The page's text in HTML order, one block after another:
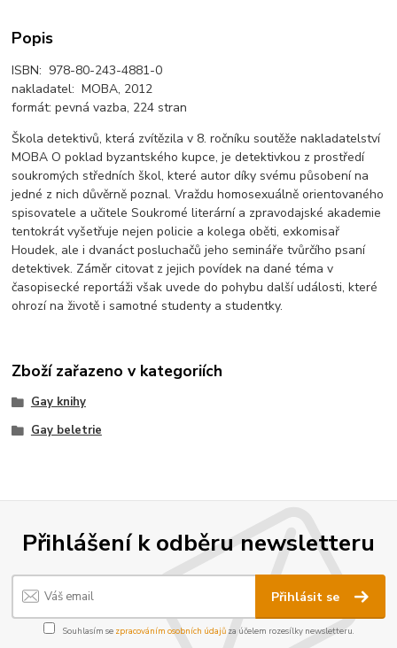
Popis
ISBN: 978-80-243-4881-0
nakladatel: MOBA, 2012
formát: pevná vazba, 224 stran
Škola detektivů, která zvítězila v 8. ročníku soutěže nakladatelství
MOBA O poklad byzantského kupce, je detektivkou z prostředí
soukromých středních škol, které autor díky svému působení na
jedné z nich důvěrně poznal. Vraždu homosexuálně orientovaného
spisovatele a učitele Soukromé literární a zpravodajské akademie
tentokrát vyšetřuje nejen policie a kolega oběti, exkomisař
Houdek, ale i dvanáct posluchačů jeho semináře tvůrčího psaní
detektivek. Záměr citovat z jejich povídek na dané téma v
časopisecké reportáži však uvede do pohybu další události, které
ohrozí na životě i samotné studenty a studentky.
Zboží zařazeno v kategoriích
Gay knihy
Gay beletrie
Přihlášení k odběru newsletteru
Přihlásit se
Souhlasím se zpracováním osobních údajůza účelem rozesílky newsletteru.